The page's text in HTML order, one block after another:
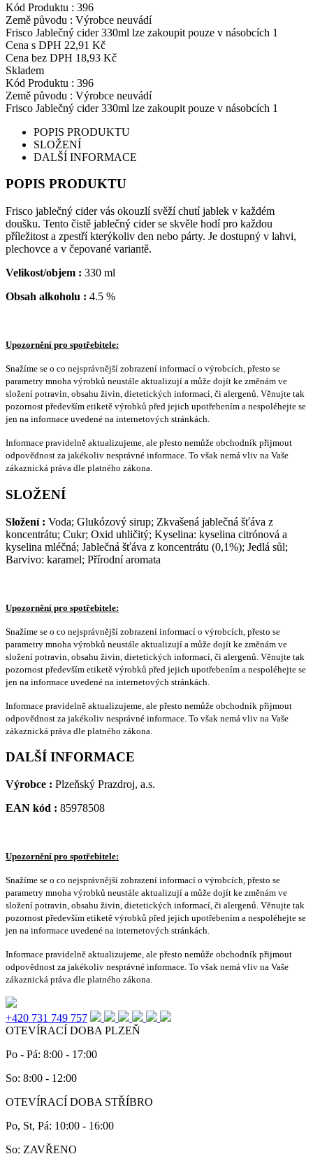
Kód Produktu : 396
Země původu : Výrobce neuvádí
Frisco Jablečný cider 330ml lze zakoupit pouze v násobcích 1
Cena s DPH 22,91 Kč
Cena bez DPH 18,93 Kč
Skladem
Kód Produktu : 396
Země původu : Výrobce neuvádí
Frisco Jablečný cider 330ml lze zakoupit pouze v násobcích 1
POPIS PRODUKTU
SLOŽENÍ
DALŠÍ INFORMACE
POPIS PRODUKTU
Frisco jablečný cider vás okouzlí svěží chutí jablek v každém
doušku. Tento čistě jablečný cider se skvěle hodí pro každou
příležitost a zpestří kterýkoliv den nebo párty. Je dostupný v lahvi,
plechovce a v čepované variantě.
Velikost/objem : 330 ml
Obsah alkoholu : 4.5 %
Upozornění pro spotřebitele:
Snažíme se o co nejsprávnější zobrazení informací o výrobcích, přesto se
parametry mnoha výrobků neustále aktualizují a může dojít ke změnám ve
složení potravin, obsahu živin, dietetických informací, či alergenů. Věnujte tak
pozornost především etiketě výrobků před jejich upotřebením a nespoléhejte se
jen na informace uvedené na internetových stránkách.
Informace pravidelně aktualizujeme, ale přesto nemůže obchodník přijmout
odpovědnost za jakékoliv nesprávné informace. To však nemá vliv na Vaše
zákaznická práva dle platného zákona.
SLOŽENÍ
Složení : Voda; Glukózový sirup; Zkvašená jablečná šťáva z
koncentrátu; Cukr; Oxid uhličitý; Kyselina: kyselina citrónová a
kyselina mléčná; Jablečná šťáva z koncentrátu (0,1%); Jedlá sůl;
Barvivo: karamel; Přírodní aromata
Upozornění pro spotřebitele:
Snažíme se o co nejsprávnější zobrazení informací o výrobcích, přesto se
parametry mnoha výrobků neustále aktualizují a může dojít ke změnám ve
složení potravin, obsahu živin, dietetických informací, či alergenů. Věnujte tak
pozornost především etiketě výrobků před jejich upotřebením a nespoléhejte se
jen na informace uvedené na internetových stránkách.
Informace pravidelně aktualizujeme, ale přesto nemůže obchodník přijmout
odpovědnost za jakékoliv nesprávné informace. To však nemá vliv na Vaše
zákaznická práva dle platného zákona.
DALŠÍ INFORMACE
Výrobce : Plzeňský Prazdroj, a.s.
EAN kód : 85978508
Upozornění pro spotřebitele:
Snažíme se o co nejsprávnější zobrazení informací o výrobcích, přesto se
parametry mnoha výrobků neustále aktualizují a může dojít ke změnám ve
složení potravin, obsahu živin, dietetických informací, či alergenů. Věnujte tak
pozornost především etiketě výrobků před jejich upotřebením a nespoléhejte se
jen na informace uvedené na internetových stránkách.
Informace pravidelně aktualizujeme, ale přesto nemůže obchodník přijmout
odpovědnost za jakékoliv nesprávné informace. To však nemá vliv na Vaše
zákaznická práva dle platného zákona.
+420 731 749 757
OTEVÍRACÍ DOBA PLZEŇ
Po - Pá: 8:00 - 17:00
So: 8:00 - 12:00
OTEVÍRACÍ DOBA STŘÍBRO
Po, St, Pá: 10:00 - 16:00
So: ZAVŘENO